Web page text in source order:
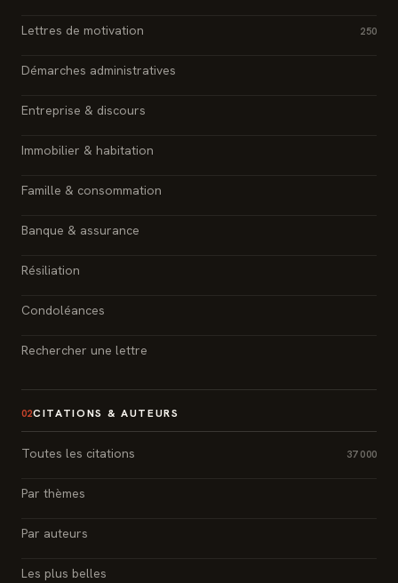
Lettres de motivation 250
Démarches administratives
Entreprise & discours
Immobilier & habitation
Famille & consommation
Banque & assurance
Résiliation
Condoléances
Rechercher une lettre
02CITATIONS & AUTEURS
Toutes les citations 37 000
Par thèmes
Par auteurs
Les plus belles